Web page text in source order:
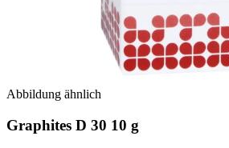
Abbildung ähnlich
Graphites D 30 10 g